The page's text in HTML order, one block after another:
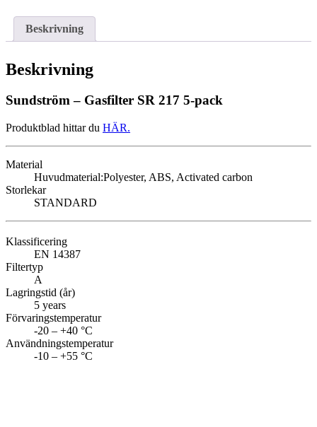
Beskrivning
Beskrivning
Sundström – Gasfilter SR 217 5-pack
Produktblad hittar du HÄR.
Material
Huvudmaterial:Polyester, ABS, Activated carbon
Storlekar
STANDARD
Klassificering
EN 14387
Filtertyp
A
Lagringstid (år)
5 years
Förvaringstemperatur
-20 – +40 °C
Användningstemperatur
-10 – +55 °C